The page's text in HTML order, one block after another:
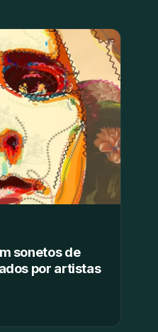
sonetos de
por artistas